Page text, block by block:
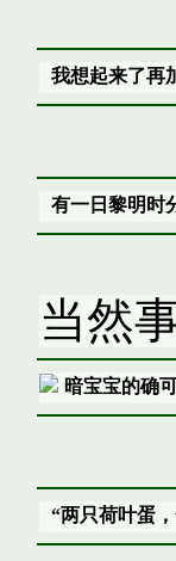
我想起来了再
有一日黎明时
当然
暗宝宝的确
“两只荷叶蛋